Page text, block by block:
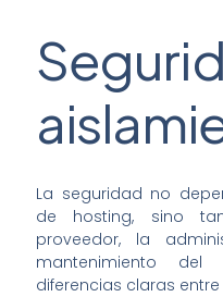
La seguridad no
de hosting, sino
proveedor, la
mantenimiento
diferencias claras